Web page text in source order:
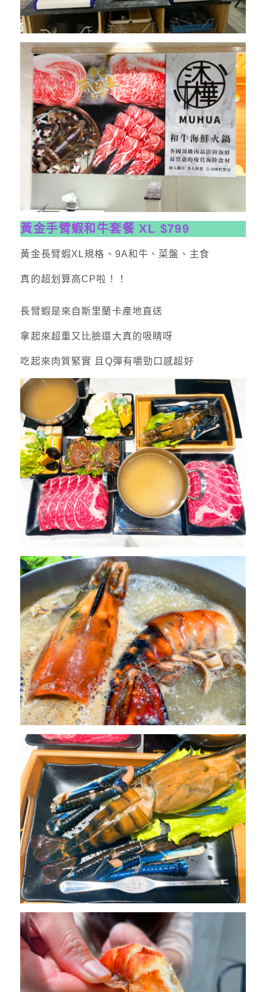
黃金手臂蝦和牛套餐 XL $799
黃金長臂蝦XL規格、9A和牛、菜盤、主食
真的超划算高CP啦！！
長臂蝦是來自斯里蘭卡產地直送
拿起來超重又比臉還大真的吸睛呀
吃起來肉質緊實 且Q彈有嚼勁口感超好